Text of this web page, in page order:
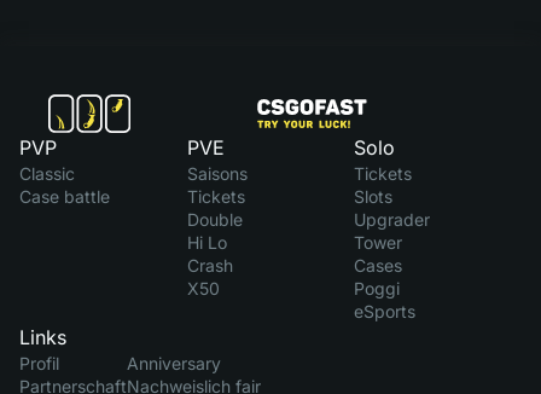
PVP
Classic
Case battle
PVE
Saisons
Tickets
Double
Hi Lo
Crash
X50
Solo
Tickets
Slots
Upgrader
Tower
Cases
Poggi
eSports
Links
Profil
Partnerschaft
Anniversary
Nachweislich fair